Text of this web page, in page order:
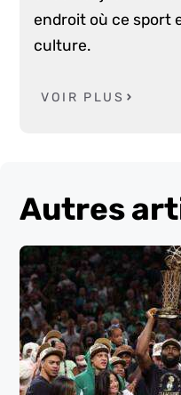
endroit où ce sport
culture.
VOIR PLUS
Autres